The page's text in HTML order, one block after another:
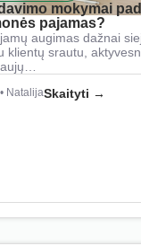
mokymai
pajamas?
augimas dažnai
klientų srautu,
NatalijaSkaityti →